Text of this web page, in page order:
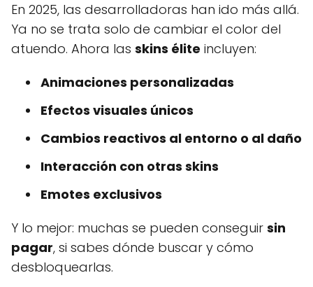
En 2025, las desarrolladoras han ido más allá.
Ya no se trata solo de cambiar el color del
atuendo. Ahora las skins élite incluyen:
Animaciones personalizadas
Efectos visuales únicos
Cambios reactivos al entorno o al daño
Interacción con otras skins
Emotes exclusivos
Y lo mejor: muchas se pueden conseguir sin
pagar, si sabes dónde buscar y cómo
desbloquearlas.